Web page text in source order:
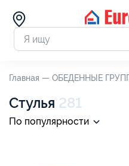
Главная — ОБЕДЕННЫЕ
Стулья 281
По популярности